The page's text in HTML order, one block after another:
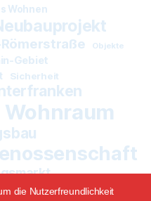
die Nutzerfreundlichkeit
Wohnen
Objekte
Gebiet
Sicherheit
Wohnraum